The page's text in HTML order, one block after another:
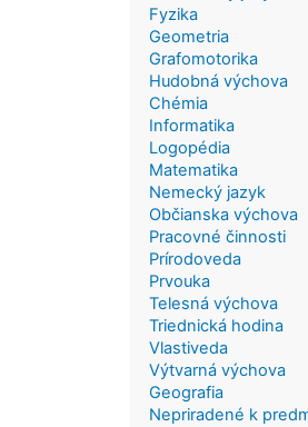
Fyzika
Geometria
Grafomotorika
Hudobná výchova
Chémia
Informatika
Logopédia
Matematika
Nemecký jazyk
Občianska výchova
Pracovné činnosti
Prírodoveda
Prvouka
Telesná výchova
Triednická hodina
Vlastiveda
Výtvarná výchova
Geografia
Nepriradené k